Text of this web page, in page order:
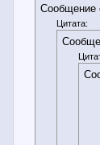
Сообщение
Цитата: